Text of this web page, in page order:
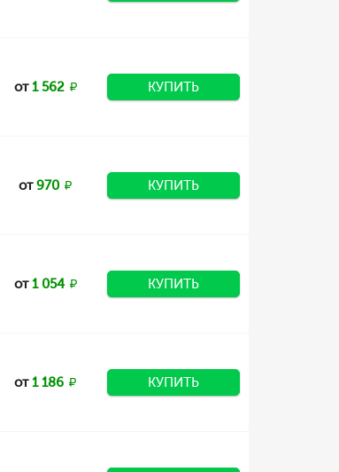
от1 562 КУПИТЬ
от970 КУПИТЬ
от1 054 КУПИТЬ
от1 186 КУПИТЬ